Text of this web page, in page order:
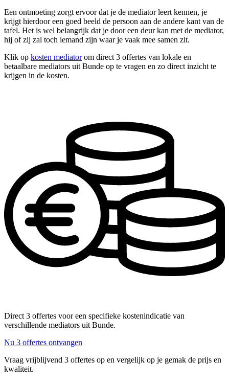
Een ontmoeting zorgt ervoor dat je de mediator leert kennen, je
krijgt hierdoor een goed beeld de persoon aan de andere kant van de
tafel. Het is wel belangrijk dat je door een deur kan met de mediator,
hij of zij zal toch iemand zijn waar je vaak mee samen zit.
Klik op kosten mediatorom direct 3 offertes van lokale en
betaalbare mediators uit Bunde op te vragen en zo direct inzicht te
krijgen in de kosten.
Direct 3 offertes voor een specifieke kostenindicatie van
verschillende mediators uit Bunde.
Nu 3 offertes ontvangen
Vraag vrijblijvend 3 offertes op en vergelijk op je gemak de prijs en
kwaliteit.